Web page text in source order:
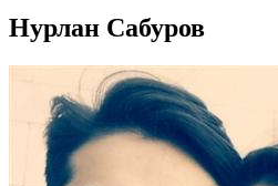
Нурлан Сабуров